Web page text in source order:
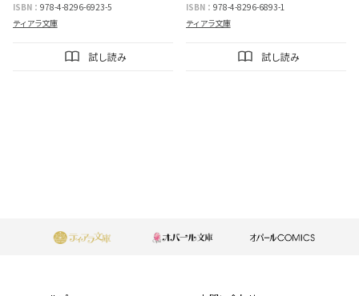
ISBN： 978-4-8296-6923-5
ティアラ文庫
試し読み
ISBN： 978-4-8296-6893-1
ティアラ文庫
試し読み